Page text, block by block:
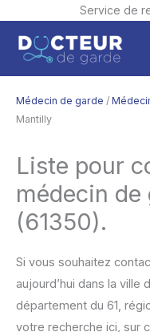
Service de
contenu
Médecin de garde /
Mantilly
Liste pour
médecin
(61350).
Si vous souhaitez
aujourd’hui dans la ville
département du 61,
votre recherche ici, sur